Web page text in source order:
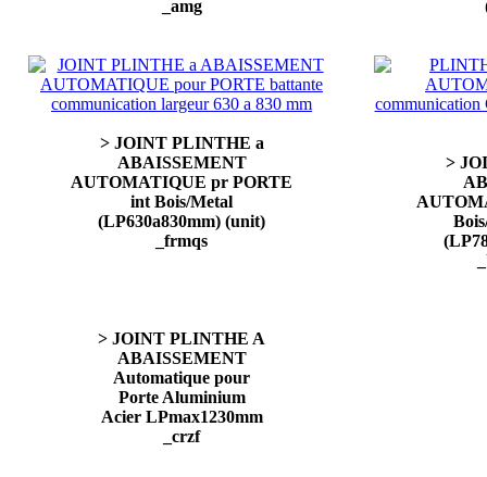
_amg
> JOINT PLINTHE a
ABAISSEMENT
AUTOMATIQUE pr PORTE
int Bois/Metal
(LP630a830mm) (unit)
_frmqs
>
> JOINT PLINTHE A
ABAISSEMENT
Automatique pour
Porte Aluminium
Acier LPmax1230mm
_crzf